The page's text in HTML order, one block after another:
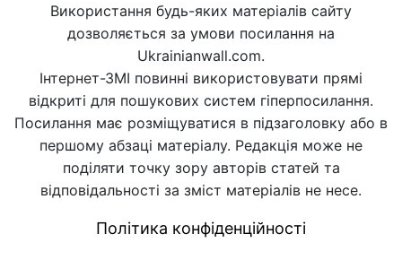
Використання будь-яких матеріалів сайту
дозволяється за умови посилання на
Ukrainianwall.com.
Інтернет-ЗМІ повинні використовувати прямі
відкриті для пошукових систем гіперпосилання.
Посилання має розміщуватися в підзаголовку або в
першому абзаці матеріалу. Редакція може не
поділяти точку зору авторів статей та
відповідальності за зміст матеріалів не несе.
Політика конфіденційності